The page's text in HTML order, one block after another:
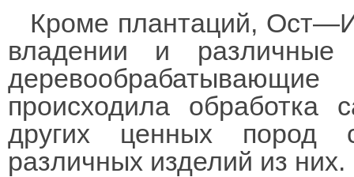
Кроме плантаций,
владении и различные
происходила обработка
других ценных пород
различных изделий из них.